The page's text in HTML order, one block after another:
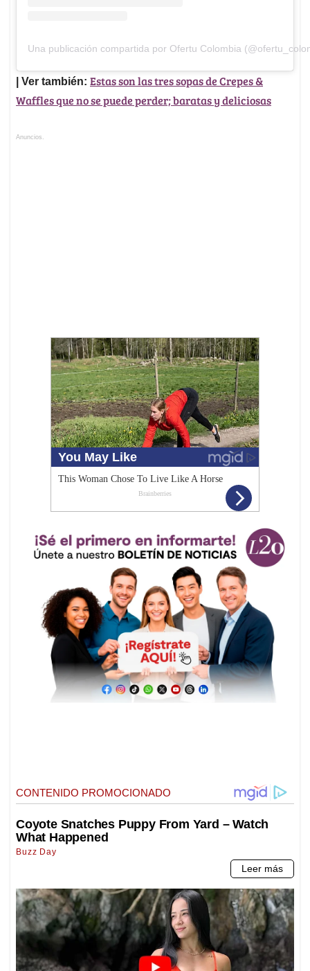
Una publicación compartida por Ofertu Colombia
| Ver también: Estas son las tres sopas de Crepes &
Waffles que no se puede perder; baratas y deliciosas
Anuncios.